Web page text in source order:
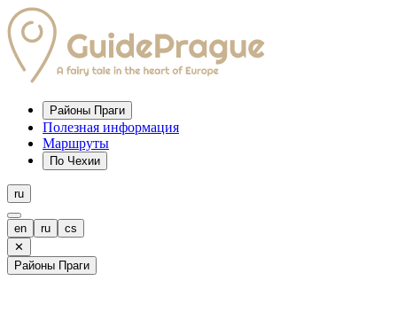
Районы Праги
Полезная информация
Маршруты
По Чехии
ru
en ru
cs
✕
Районы Праги